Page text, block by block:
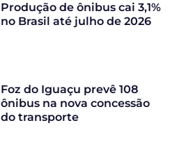
Produção de ônibus cai 3,1%
no Brasil até julho de 2026
Foz do Iguaçu prevê 108
ônibus na nova concessão
do transporte